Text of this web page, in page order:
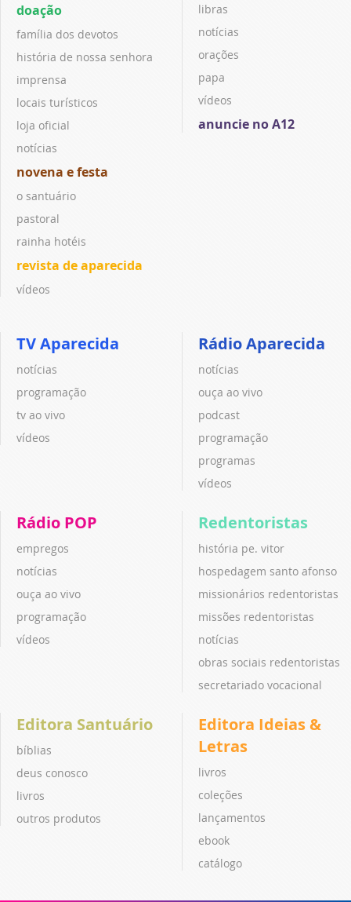
doação
família dos devotos
história de nossa senhora
imprensa
locais turísticos
loja oficial
notícias
novena e festa
o santuário
pastoral
rainha hotéis
revista de aparecida
vídeos
libras
notícias
orações
papa
vídeos
anuncie no A12
TV Aparecida
notícias
programação
tv ao vivo
vídeos
Rádio Aparecida
notícias
ouça ao vivo
podcast
programação
programas
vídeos
Rádio POP
empregos
notícias
ouça ao vivo
programação
vídeos
Redentoristas
história pe. vitor
hospedagem santo afonso
missionários redentoristas
missões redentoristas
notícias
obras sociais redentoristas
secretariado vocacional
Editora Santuário
bíblias
deus conosco
livros
outros produtos
Editora Ideias &
Letras
livros
coleções
lançamentos
ebook
catálogo